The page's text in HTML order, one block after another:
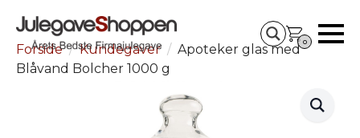
0
Forside Kundegaver
Apoteker glas med
Blåvand Bolcher 1000 g